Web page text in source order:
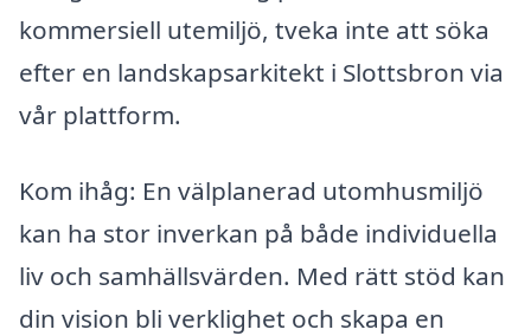
kommersiell utemiljö, tveka inte att söka
efter en landskapsarkitekt i Slottsbron via
vår plattform.
Kom ihåg: En välplanerad utomhusmiljö
kan ha stor inverkan på både individuella
liv och samhällsvärden. Med rätt stöd kan
din vision bli verklighet och skapa en